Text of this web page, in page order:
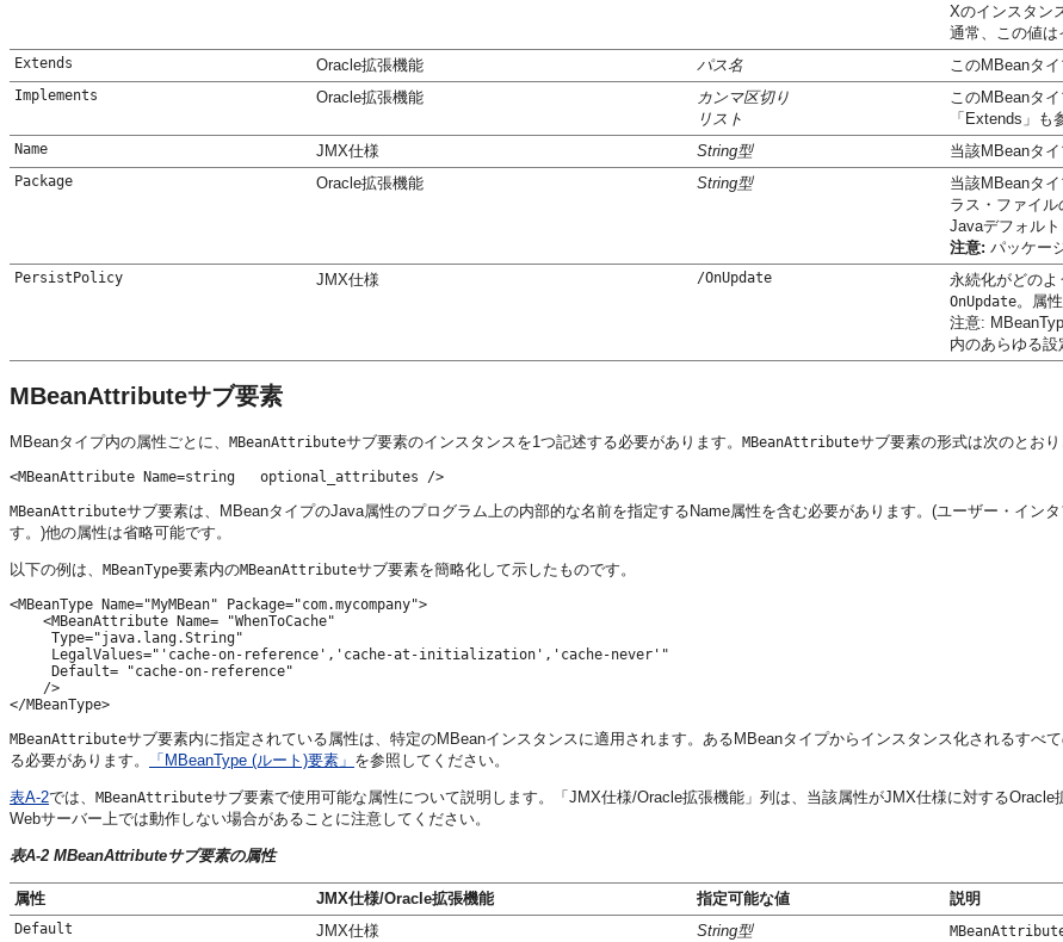
Xのインスタン
通常、この値は
Extends Oracle拡張機能 パス名 このMBeanタ
Implements Oracle拡張機能
カンマ区切り
リスト
このMBeanタ
「Extends」も
Name JMX仕様 String型 当該MBeanタ
Package Oracle拡張機能 String型
当該MBeanタ
ラス・ファイ
Javaデフォルト
注意: パッケー
PersistPolicy JMX仕様 /OnUpdate 永続化がどのよ
OnUpdate。属
注意:
内のあらゆる設
MBeanAttributeサブ要素
MBeanタイプ内の属性ごとに、 MBeanAttributeサブ要素のインスタンスを1つ記述する必要があります。 MBeanAttributeサブ要素の形式は次のとおり
MBeanAttributeサブ要素は、MBeanタイプのJava属性のプログラム上の内部的な名前を指定するName属性を含む必要があります。(ユーザー・イン
す。)他の属性は省略可能です。
以下の例は、 MBeanType要素内のMBeanAttributeサブ要素を簡略化して示したものです。
<MBeanType Name="MyMBean" Package="com.mycompany">
    <MBeanAttribute Name= "WhenToCache"
     Type="java.lang.String"
     LegalValues="'cache-on-reference','cache-at-initialization','cache-never'"
     Default= "cache-on-reference"
    />
MBeanAttributeサブ要素内に指定されている属性は、特定のMBeanインスタンスに適用されます。あるMBeanタイプからインスタンス化されるすべて
る必要があります。
「MBeanType (ルート)要素」 を参照してください。
表A-2では、 MBeanAttributeサブ要素で使用可能な属性について説明します。「JMX仕様/Oracle拡張機能」列は、当該属性がJMX仕様に対する
Webサーバー上では動作しない場合があることに注意してください。
表A-2 MBeanAttributeサブ要素の属性
属性 JMX仕様/Oracle拡張機能 指定可能な値 説明
Default JMX仕様 String型